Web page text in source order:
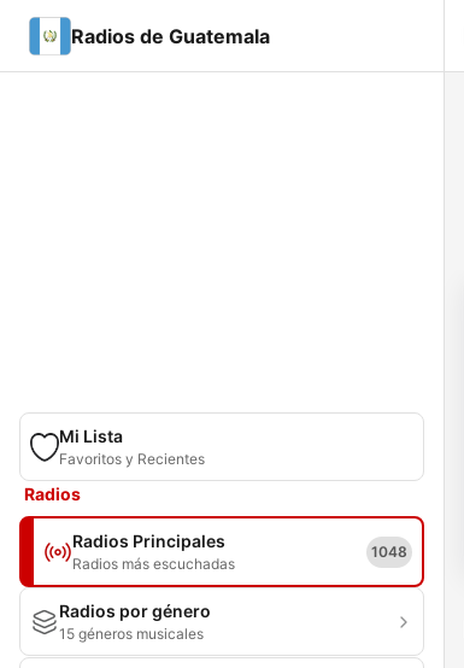
Radios de Guatemala
Mi Lista
Favoritos y Recientes
Radios
Radios Principales
Radios más escuchadas
1048
Radios por género
15 géneros musicales